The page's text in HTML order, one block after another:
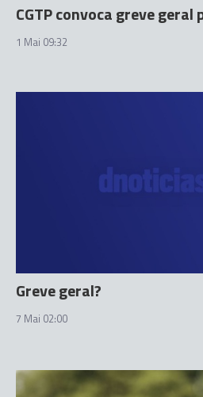
CGTP convoca greve geral
1 Mai 09:32
Greve geral?
7 Mai 02:00